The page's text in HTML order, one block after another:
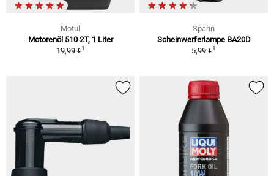
Motul
Motorenöl 510 2T, 1 Liter
19,99 €1
Spahn
Scheinwerferlampe BA20D
5,99 €1